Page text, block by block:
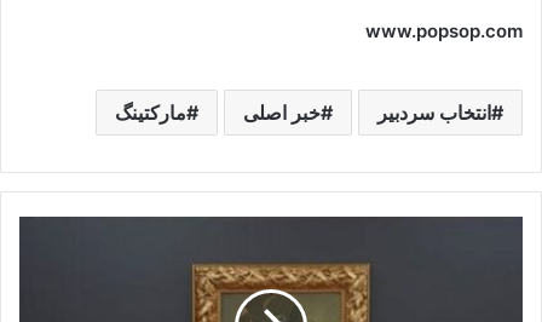
www.popsop.com
انتخاب سردبیر خبر اصلی مارکتینگ